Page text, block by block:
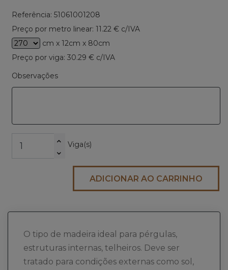
Referência: 51061001208
Preço por metro linear: 11.22 € c/IVA
cm x 12cm x 80cm
Preço por viga: 30.29 € c/IVA
Observações
Viga(s)
ADICIONAR AO CARRINHO
O tipo de madeira ideal para pérgulas,
estruturas internas, telheiros. Deve ser
tratado para condições externas como sol,